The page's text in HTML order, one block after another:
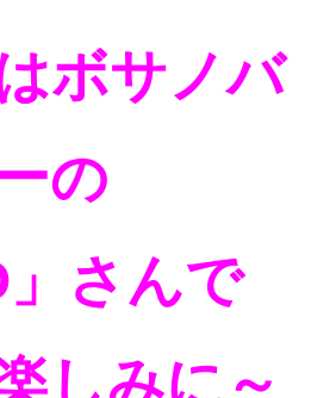
ボサノバ
の
」さんで
しみに～